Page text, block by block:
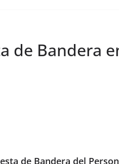
de Bandera
de Bandera del